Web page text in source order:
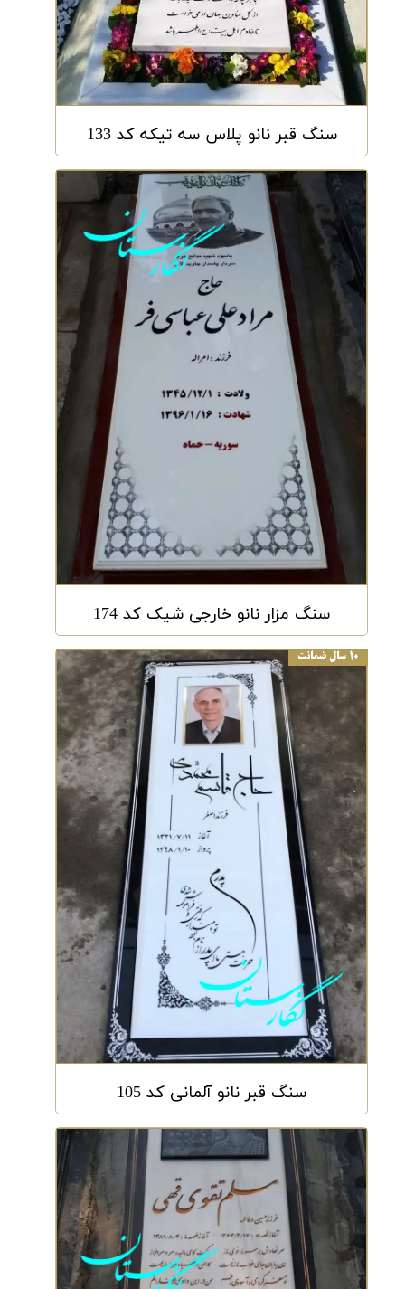
سنگ قبر نانو پلاس سه تیکه کد 133
سنگ مزار نانو خارجی شیک کد 174
سنگ قبر نانو آلمانی کد 105
۱۰ سال ضمانت